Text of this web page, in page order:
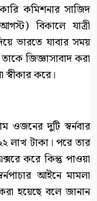
কমিশনার সাজিদ
বিকালে যাত্রী
ভারতে যাবার সময়
জিজ্ঞাসাবাদ করা
করে।
ওজনের দুটি স্বর্নবার
লাখ টাকা। পরে তার
করে কিন্তু পাওয়া
আইনে মামলা
হয়েছে বলে জানান